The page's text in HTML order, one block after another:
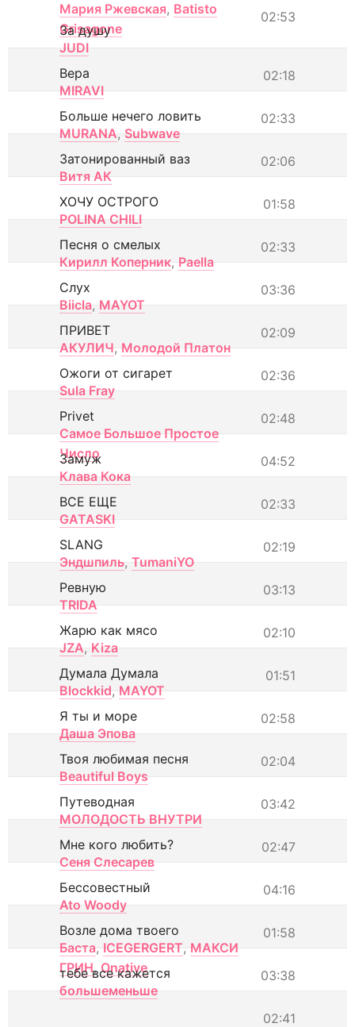
Мария Ржевская, Batisto
Grisagone
02:53
За душу
JUDI
02:18
Вера
MIRAVI
02:33
Больше нечего ловить
MURANA, Subwave
02:06
Затонированный ваз
Витя АК
01:58
ХОЧУ ОСТРОГО
POLINA CHILI
02:33
Песня о смелых
Кирилл Коперник, Paella
03:36
Слух
Biicla, MAYOT
02:09
ПРИВЕТ
АКУЛИЧ, Молодой Платон
02:36
Ожоги от сигарет
Sula Fray
02:48
Privet
Самое Большое Простое
Число
04:52
Замуж
Клава Кока
02:33
ВСЕ ЕЩЕ
GATASKI
02:19
SLANG
Эндшпиль, TumaniYO
03:13
Ревную
TRIDA
02:10
Жарю как мясо
JZA, Kiza
01:51
Думала Думала
Blockkid, MAYOT
02:58
Я ты и море
Даша Эпова
02:04
Твоя любимая песня
Beautiful Boys
03:42
Путеводная
МОЛОДОСТЬ ВНУТРИ
02:47
Мне кого любить?
Сеня Слесарев
04:16
Бессовестный
Ato Woody
01:58
Возле дома твоего
Баста, ICEGERGERT, МАКСИ
ГРИН, Onative 03:38
тебе все кажется
большеменьше
02:41